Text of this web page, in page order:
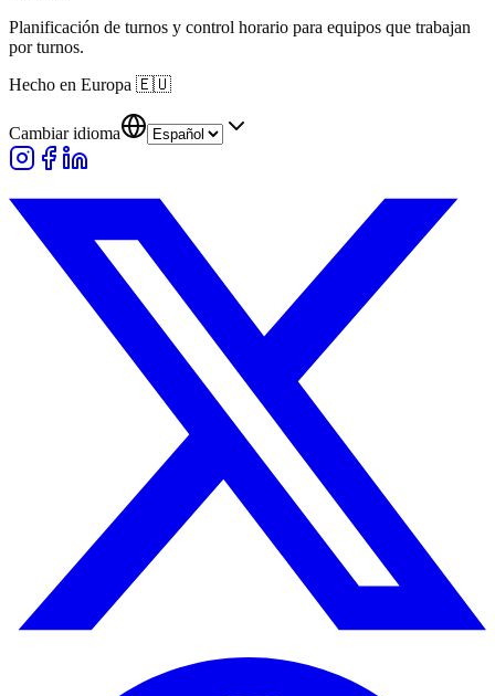
Planificación de turnos y control horario para equipos que trabajan
por turnos.
Hecho en Europa 🇪🇺
Cambiar idioma